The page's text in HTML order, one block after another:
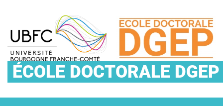
ÉCOLE DOCTORALE DGEP